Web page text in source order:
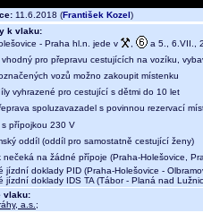
11.6.2018 (František Kozel)
k vlaku:
- Praha hl.n. jede v
a 5., 6.VII.,
vhodný pro přepravu cestujících na vozíku,
vozů možno zakoupit místenku
vyhrazené pro cestující s dětmi do 10 let
spoluzavazadel s povinnou rezervací
s přípojkou 230 V
oddíl (oddíl pro samostatně cestující ženy)
nečeká na žádné přípoje (Praha-Holešovice,
jízdní doklady PID (Praha-Holešovice -
jízdní doklady IDS TA (Tábor - Planá nad
vlaku:
a.s. ;